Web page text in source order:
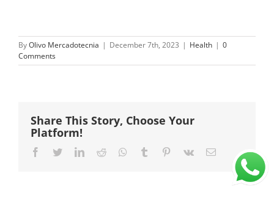
ByOlivo Mercadotecnia | December 7th, 2023 | Health | 0
Comments
Share This Story, Choose Your
Platform!
Facebook
TwitterLinkedIn
Reddit Whatsapp
Tumblr Pinterest
Vk Email